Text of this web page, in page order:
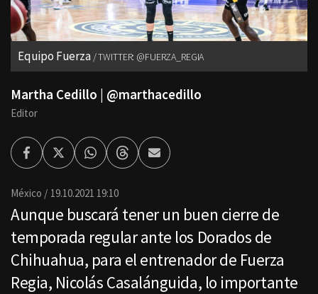
Equipo Fuerza TWITTER: @FUERZA_REGIA
Martha Cedillo | @marthacedillo
Editor
FacebookTwitterWhatsappThreadsEnviar
por
México 19.10.2021 19:10
Aunque buscará tener un buen cierre de
temporada regular ante los Dorados de
Chihuahua, para el entrenador de Fuerza
Regia, Nicolás Casalánguida, lo importante